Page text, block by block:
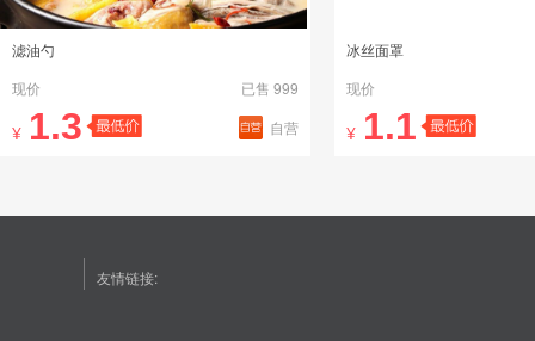
滤油勺
现价
已售 999
¥ 1.3 自营
冰丝面罩
现价
¥ 1.1
友情链接: